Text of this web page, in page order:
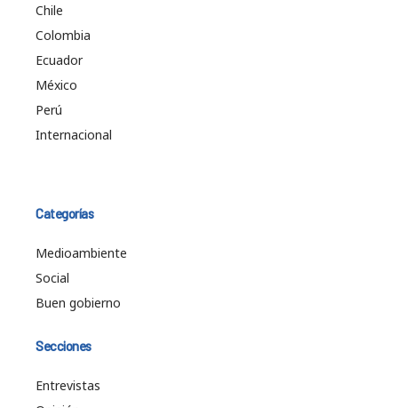
Chile
Colombia
Ecuador
México
Perú
Internacional
Categorías
Medioambiente
Social
Buen gobierno
Secciones
Entrevistas